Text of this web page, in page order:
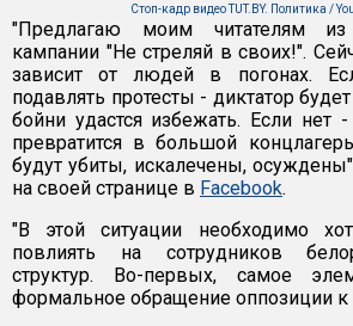
Стоп-кадр видео TUT.BY. Политика /
"Предлагаю моим читателям
кампании "Не стреляй в своих!".
зависит от людей в погонах.
подавлять протесты - диктатор
бойни удастся избежать. Если нет
превратится в большой
будут убиты, искалечены,
на своей странице в Facebook.
"В этой ситуации необходимо
повлиять на сотрудников
структур. Во-первых, самое
формальное обращение оппозиции к